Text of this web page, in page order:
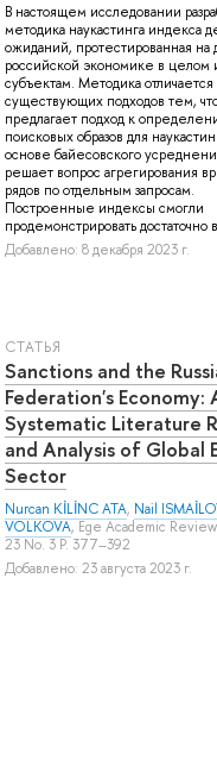
В настоящем исследовании
методика наукастинга индекса
ожиданий, протестированная на
российской экономике в целом
субъектам. Методика отличается
существующих подходов тем,
предлагает подход к
поисковых образов для
основе байесовского
решает вопрос агрегирования
рядов по отдельным запросам.
Построенные индексы смогли
продемонстрировать достаточно
Добавлено: 8 декабря 2023 г.
СТАТЬЯ
Sanctions and the
Federation's Economy:
Systematic Literature
and Analysis of Global
Sector
Nurcan KİLİNC ATA, Nail
VOLKOVA, Ege Academic
23 No. 3 P. 377–392
Добавлено: 23 августа 2023 г.